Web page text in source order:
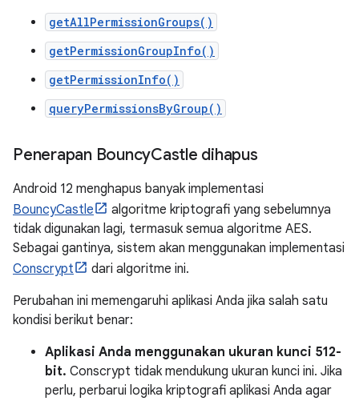
getAllPermissionGroups()
getPermissionGroupInfo()
getPermissionInfo()
queryPermissionsByGroup()
Penerapan BouncyCastle dihapus
Android 12 menghapus banyak implementasi
BouncyCastle
algoritme kriptografi yang sebelumnya
tidak digunakan lagi, termasuk semua algoritme AES.
Sebagai gantinya, sistem akan menggunakan implementasi
Conscrypt
dari algoritme ini.
Perubahan ini memengaruhi aplikasi Anda jika salah satu
kondisi berikut benar:
Aplikasi Anda menggunakan ukuran kunci 512-
bit. Conscrypt tidak mendukung ukuran kunci ini. Jika
perlu, perbarui logika kriptografi aplikasi Anda agar